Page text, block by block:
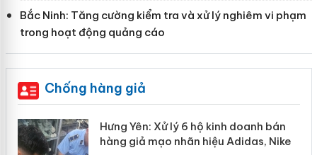
Bắc Ninh: Tăng cường kiểm tra và xử lý nghiêm vi phạm
trong hoạt động quảng cáo
Chống hàng giả
Hưng Yên: Xử lý 6 hộ kinh doanh bán
hàng giả mạo nhãn hiệu Adidas, Nike